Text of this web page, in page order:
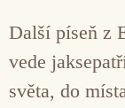
Další píseň z
vede
světa, do